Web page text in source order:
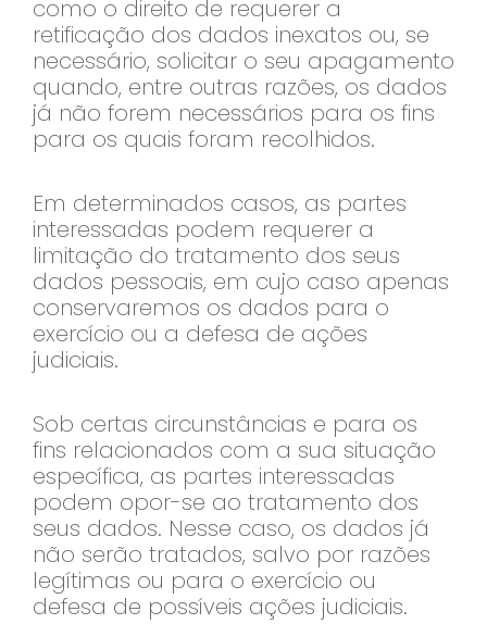
como o direito de requerer a
retificação dos dados inexatos ou, se
necessário, solicitar o seu apagamento
quando, entre outras razões, os dados
já não forem necessários para os fins
para os quais foram recolhidos.
Em determinados casos, as partes
interessadas podem requerer a
limitação do tratamento dos seus
dados pessoais, em cujo caso apenas
conservaremos os dados para o
exercício ou a defesa de ações
judiciais.
Sob certas circunstâncias e para os
fins relacionados com a sua situação
específica, as partes interessadas
podem opor-se ao tratamento dos
seus dados. Nesse caso, os dados já
não serão tratados, salvo por razões
legítimas ou para o exercício ou
defesa de possíveis ações judiciais.